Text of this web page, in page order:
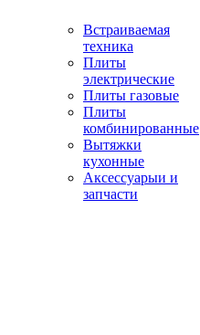
Встраиваемая
техника
Плиты
электрические
Плиты газовые
Плиты
комбинированные
Вытяжки
кухонные
Аксессуарыи и
запчасти